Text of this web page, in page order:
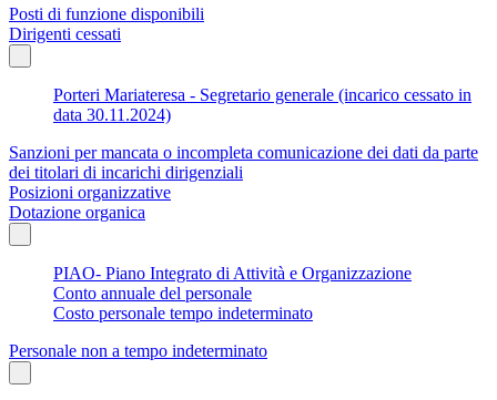
Posti di funzione disponibili
Dirigenti cessati
Porteri Mariateresa - Segretario generale (incarico cessato in
data 30.11.2024)
Sanzioni per mancata o incompleta comunicazione dei dati da parte
dei titolari di incarichi dirigenziali
Posizioni organizzative
Dotazione organica
PIAO- Piano Integrato di Attività e Organizzazione
Conto annuale del personale
Costo personale tempo indeterminato
Personale non a tempo indeterminato